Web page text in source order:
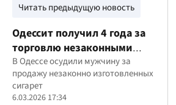
Читать предыдущую новость
Одессит получил 4 года за
торговлю незаконными
сигаретами более чем на 6
млн грн
В Одессе осудили мужчину за
продажу незаконно изготовленных
сигарет
6.03.2026 17:34